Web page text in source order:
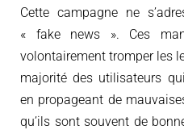
Cette campagne ne
« fake news ». Ces
volontairement tromper les
majorité des utilisateurs
en propageant de
qu’ils sont souvent de